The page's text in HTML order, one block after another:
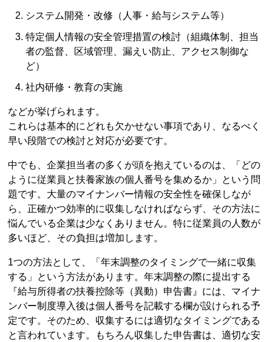
システム開発・改修（人事・給与システム等）
特定個人情報の安全管理措置の検討（組織体制、担当
者の監督、区域管理、漏えい防止、アクセス制御な
ど）
社内研修・教育の実施
などが挙げられます。
これらは基本的にどれも欠かせない事項であり、なるべく
早い段階での検討と対応が必要です。
中でも、企業担当者の多くが頭を抱えているのは、「どの
ように従業員と扶養家族の個人番号を集めるか」という問
題です。大量のマイナンバー情報の安全性を確保しなが
ら、正確かつ効率的に収集しなければならず、その方法に
悩んでいる企業は少なくありません。特に従業員の人数が
多いほど、その負担は増加します。
1つの方法として、「年末調整のタイミングで一緒に収集
する」という方法があります。年末調整の際に提出する
『給与所得者の扶養控除等（異動）申告書』には、マイナ
ンバー制度導入後は個人番号を記載する欄が設けられる予
定です。そのため、収集するには適切なタイミングである
と言われています。もちろん収集した申告書は、適切な安